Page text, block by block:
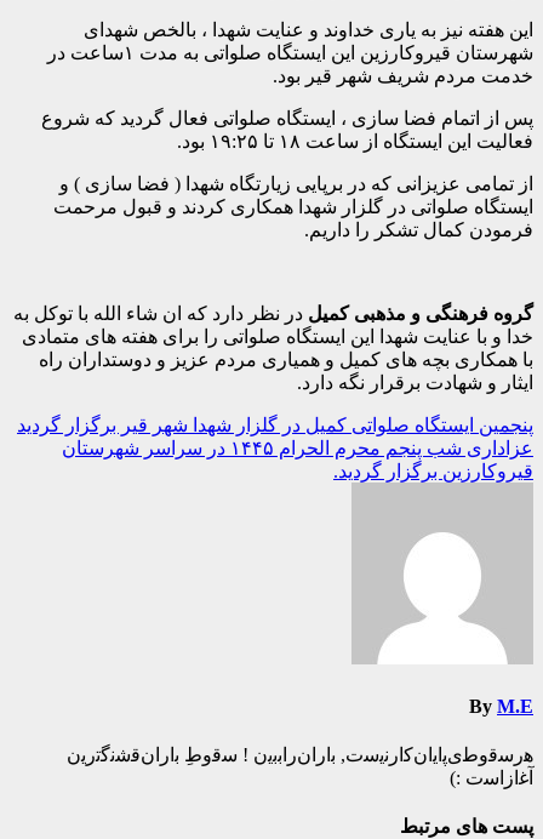
این هفته نیز به یاری خداوند و عنایت شهدا ، بالخص شهدای
شهرستان قیروکارزین این ایستگاه صلواتی به مدت ۱ساعت در
خدمت مردم شریف شهر قیر بود.
پس از اتمام فضا سازی ، ایستگاه صلواتی فعال گردید که شروع
فعالیت این ایستگاه از ساعت ۱۸ تا ۱۹:۲۵ بود.
از تمامی عزیزانی که در برپایی زیارتگاه شهدا ( فضا سازی ) و
ایستگاه صلواتی در گلزار شهدا همکاری کردند و قبول مرحمت
فرمودن کمال تشکر را داریم.
گروه فرهنگی و مذهبی کمیل در نظر دارد که ان‌ شاء الله با توکل به
خدا و با عنایت شهدا این ایستگاه صلواتی را برای هفته های متمادی
با همکاری بچه های کمیل و همیاری مردم عزیز و دوستداران راه
ایثار و شهادت برقرار نگه دارد.
راهبری
نوشته
پنجمین ایستگاه صلواتی کمیل در گلزار شهدا شهر قیر برگزار گردید
عزاداری شب پنجم محرم الحرام ۱۴۴۵ در سراسر شهرستان
قیروکارزین برگزار گردید.
By M.E
ه‍‌رس‍‌ق‍‌وط‍‌ی‌پ‍‌ای‍‌ان‌ک‍‌ارن‍‌ی‍‌س‍‌ت‌, ب‍‌اران‌راب‍‌ب‍‌ی‍‌ن ! س‍‌ق‍‌وطِ ب‍‌اران‌ق‍‌ش‍‌ن‍‌گ‍‌ت‍‌ری‍‌ن
آغ‍‌ازاس‍‌ت :)️
پست های مرتبط